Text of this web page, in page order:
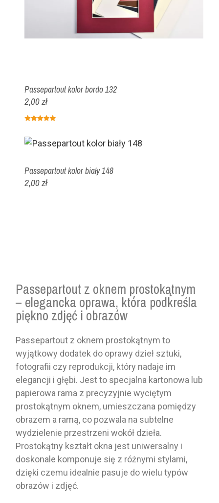
Passepartout kolor bordo 132
2,00 zł
Passepartout kolor biały 148
2,00 zł
Passepartout z oknem prostokątnym
– elegancka oprawa, która podkreśla
piękno zdjęć i obrazów
Passepartout z oknem prostokątnym to
wyjątkowy dodatek do oprawy dzieł sztuki,
fotografii czy reprodukcji, który nadaje im
elegancji i głębi. Jest to specjalna kartonowa lub
papierowa rama z precyzyjnie wyciętym
prostokątnym oknem, umieszczana pomiędzy
obrazem a ramą, co pozwala na subtelne
wydzielenie przestrzeni wokół dzieła.
Prostokątny kształt okna jest uniwersalny i
doskonale komponuje się z różnymi stylami,
dzięki czemu idealnie pasuje do wielu typów
obrazów i zdjęć.